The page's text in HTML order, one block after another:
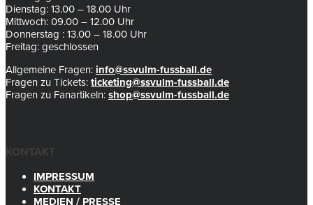
Dienstag: 13.00 – 18.00 Uhr
Mittwoch: 09.00 – 12.00 Uhr
Donnerstag : 13.00 – 18.00 Uhr
Freitag: geschlossen
Allgemeine Fragen: info@ssvulm-fussball.de
Fragen zu Tickets: ticketing@ssvulm-fussball.de
Fragen zu Fanartikeln: shop@ssvulm-fussball.de
KONTAKT
IMPRESSUM
KONTAKT
MEDIEN / PRESSE